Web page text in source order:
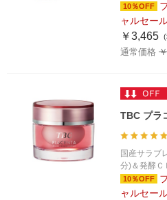
10％OFF
ャルセー
￥3,465
通常価格
TBC プラ
国産サラブ
分)＆発酵
10％OFF
ャルセー